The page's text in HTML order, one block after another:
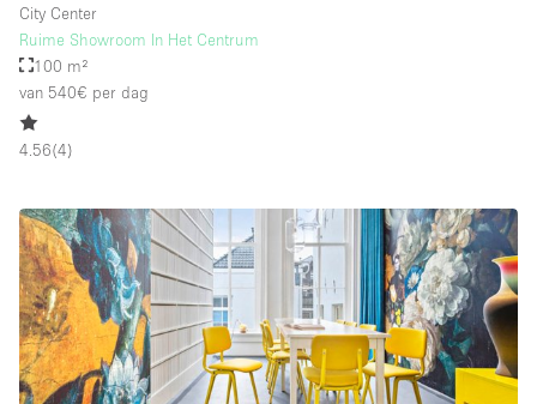
Souterrain
Begane grond tuin
Begane grond straatkant
Boven
Overig
City Center
Ruime Showroom In Het Centrum
100 m²
van 540€ per dag
4.56(4)